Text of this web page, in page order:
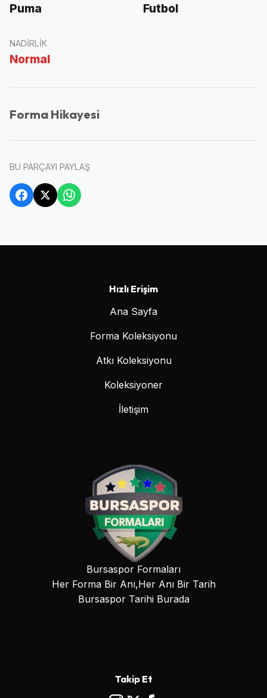
Puma Futbol
NADIRLIK
Normal
Forma Hikayesi
BU PARÇAYI PAYLAŞ
Hızlı Erişim
Ana Sayfa
Forma Koleksiyonu
Atkı Koleksiyonu
Koleksiyoner
İletişim
Bursaspor Formaları
Her Forma Bir Anı,Her Anı Bir Tarih
Bursaspor Tarihi Burada
Takip Et